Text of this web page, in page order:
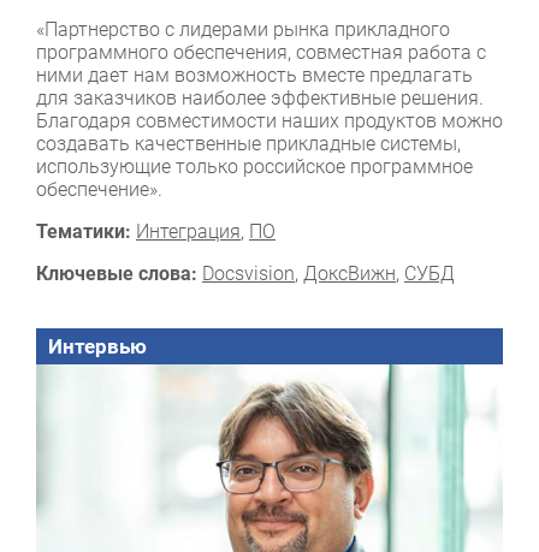
«Партнерство с лидерами рынка прикладного
программного обеспечения, совместная работа с
ними дает нам возможность вместе предлагать
для заказчиков наиболее эффективные решения.
Благодаря совместимости наших продуктов можно
создавать качественные прикладные системы,
использующие только российское программное
обеспечение».
Тематики: Интеграция, ПО
Ключевые слова: Docsvision, ДоксВижн, СУБД
Интервью